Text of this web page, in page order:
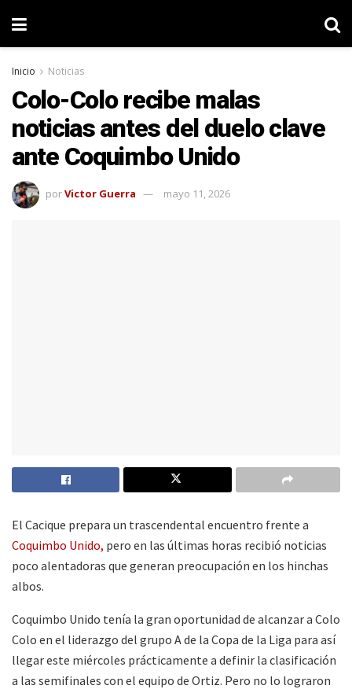
Inicio Noticias
Colo-Colo recibe malas
noticias antes del duelo clave
ante Coquimbo Unido
porVictor Guerra mayo 11, 2026
El Cacique prepara un trascendental encuentro frente a
Coquimbo Unido, pero en las últimas horas recibió noticias
poco alentadoras que generan preocupación en los hinchas
albos.
Coquimbo Unido tenía la gran oportunidad de alcanzar a Colo
Colo en el liderazgo del grupo A de la Copa de la Liga para así
llegar este miércoles prácticamente a definir la clasificación
a las semifinales con el equipo de Ortiz. Pero no lo lograron